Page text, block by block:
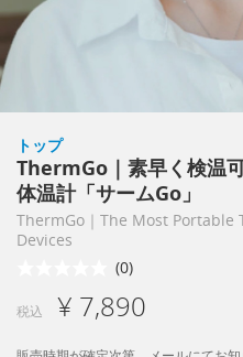
トップ
ThermGo｜素早く検温
体温計「サームGo」
ThermGo｜The Most
Devices
(0)
税込 ¥ 7,890